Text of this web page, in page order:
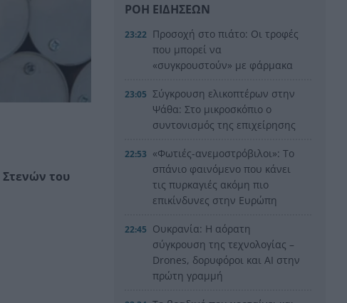
Στενών του
ΡΟΗ ΕΙΔΗΣΕΩΝ
23:22 Προσοχή στο πιάτο: Οι τροφές
που μπορεί να
«συγκρουστούν» με φάρμακα
23:05 Σύγκρουση ελικοπτέρων στην
Ψάθα: Στο μικροσκόπιο ο
συντονισμός της επιχείρησης
22:53 «Φωτιές-ανεμοστρόβιλοι»: Το
σπάνιο φαινόμενο που κάνει
τις πυρκαγιές ακόμη πιο
επικίνδυνες στην Ευρώπη
22:45 Ουκρανία: Η αόρατη
σύγκρουση της τεχνολογίας –
Drones, δορυφόροι και AI στην
πρώτη γραμμή